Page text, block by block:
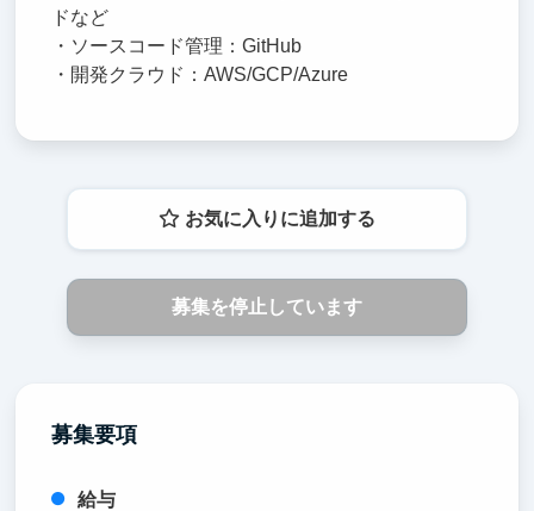
ドなど
・ソースコード管理：GitHub
・開発クラウド：AWS/GCP/Azure
お気に入りに追加する
募集を停止しています
募集要項
給与